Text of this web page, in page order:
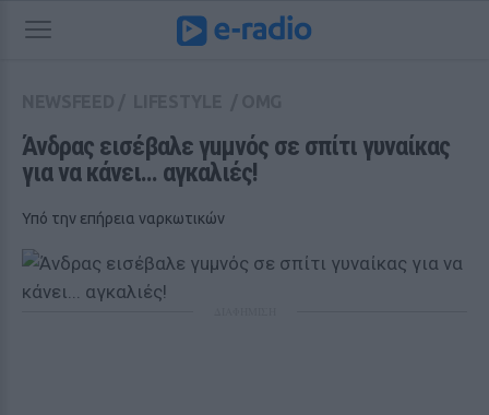
Άνδρας εισέβαλε γuμνός σε σπίτι γυναίκας
για να κάνει... αγκαλιές!
Υπό την επήρεια ναρκωτικών